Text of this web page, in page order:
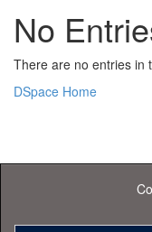
No
There are no entries in
DSpace Home